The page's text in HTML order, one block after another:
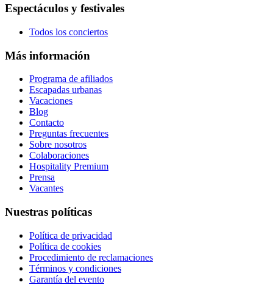
Espectáculos y festivales
Todos los conciertos
Más información
Programa de afiliados
Escapadas urbanas
Vacaciones
Blog
Contacto
Preguntas frecuentes
Sobre nosotros
Colaboraciones
Hospitality Premium
Prensa
Vacantes
Nuestras políticas
Política de privacidad
Política de cookies
Procedimiento de reclamaciones
Términos y condiciones
Garantía del evento